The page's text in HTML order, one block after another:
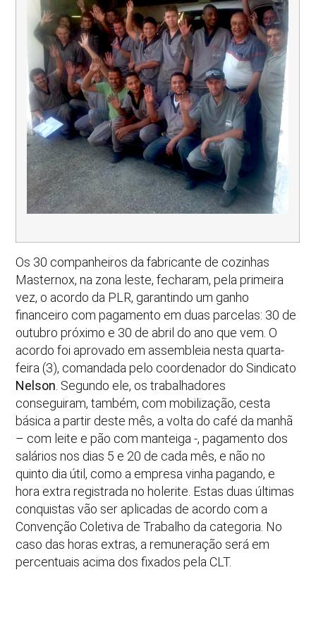
Os 30 companheiros da fabricante de cozinhas
Masternox, na zona leste, fecharam, pela primeira
vez, o acordo da PLR, garantindo um ganho
financeiro com pagamento em duas parcelas: 30 de
outubro próximo e 30 de abril do ano que vem. O
acordo foi aprovado em assembleia nesta quarta-
feira (3), comandada pelo coordenador do Sindicato
Nelson . Segundo ele, os trabalhadores
conseguiram, também, com mobilização, cesta
básica a partir deste mês, a volta do café da manhã
– com leite e pão com manteiga -, pagamento dos
salários nos dias 5 e 20 de cada mês, e não no
quinto dia útil, como a empresa vinha pagando, e
hora extra registrada no holerite. Estas duas últimas
conquistas vão ser aplicadas de acordo com a
Convenção Coletiva de Trabalho da categoria. No
caso das horas extras, a remuneração será em
percentuais acima dos fixados pela CLT.